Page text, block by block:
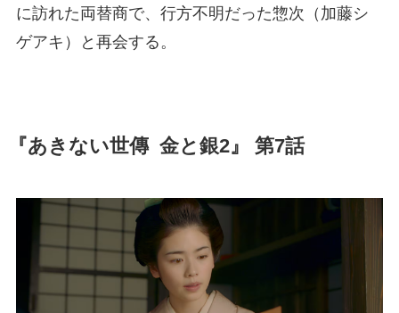
に訪れた両替商で、行方不明だった惣次（加藤シ
ゲアキ）と再会する。
『あきない世傳 金と銀2』 第7話